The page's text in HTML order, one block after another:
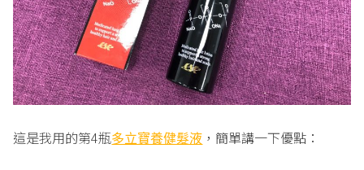
這是我用的第4瓶多立寶養健髮液 ，簡單講一下優點：